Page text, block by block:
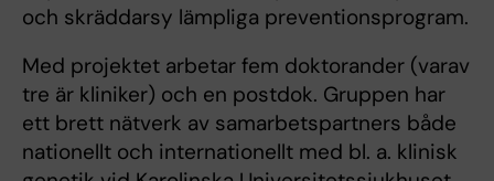
och skräddarsy lämpliga preventionsprogram.
Med projektet arbetar fem doktorander (varav
tre är kliniker) och en postdok. Gruppen har
ett brett nätverk av samarbetspartners både
nationellt och internationellt med bl. a. klinisk